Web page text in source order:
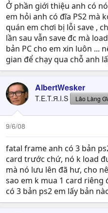
Ở phần giới thiệu anh có
em hỏi anh có đĩa PS2 mà
quán em chơi bị lỗi save ,
lần sau vẫn save đc mà
bản PC cho em xin luôn ...
gian để chạy qua chỗ anh
AlbertWesker
T.E.T.Я.I.S Lão Làng
9/6/08
fatal frame anh có 3 bản
card trước chứ, nó k load
mà nó lưu lên đã hư, cho
sao em k mua 1 card riêng
có 3 bản ps2 em lấy bản